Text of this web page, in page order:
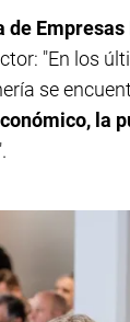
de
"En los
se
la